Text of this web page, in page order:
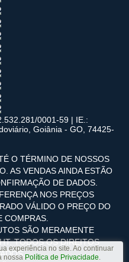
experiência no site. Ao continuar
nossa Política de Privacidade.
0001-59 | IE.:
Goiânia - GO, 74425-
O TÉRMINO DE NOSSOS
AS VENDAS AINDA ESTÃO
DE DADOS.
NOS PREÇOS
VÁLIDO O PREÇO DO
COMPRAS.
SÃO MERAMENTE
TODOS OS DIREITOS